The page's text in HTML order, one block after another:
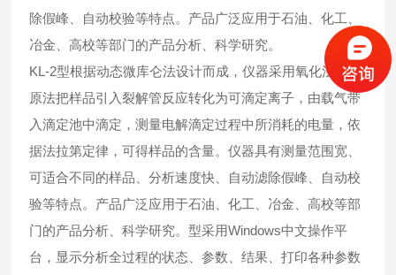
除假峰、自动校验等特点。产品广泛应用于石油、化工、
冶金、高校等部门的产品分析、科学研究。
KL-2型根据动态微库仑法设计而成，仪器采用氧化法或还
原法把样品引入裂解管反应转化为可滴定离子，由载气带
入滴定池中滴定，测量电解滴定过程中所消耗的电量，依
据法拉第定律，可得样品的含量。仪器具有测量范围宽、
可适合不同的样品、分析速度快、自动滤除假峰、自动校
验等特点。产品广泛应用于石油、化工、冶金、高校等部
门的产品分析、科学研究。型采用Windows中文操作平
台，显示分析全过程的状态、参数、结果、打印各种参数